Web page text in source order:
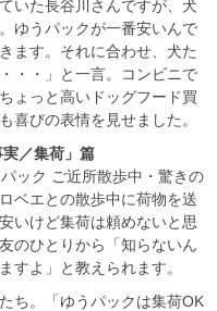
いた長谷川さんですが、犬
ゆうパックが一番安いんで
ます。それに合わせ、犬た
・・」と一言。コンビニで
ょっと高いドッグフード買
喜びの表情を見せました。
／集荷」篇
ック ご近所散歩中・驚きの
ベエとの散歩中に荷物を送
いけど集荷は頼めないと思
のひとりから「知らないん
すよ」と教えられます。
ち。「ゆうパックは集荷OK